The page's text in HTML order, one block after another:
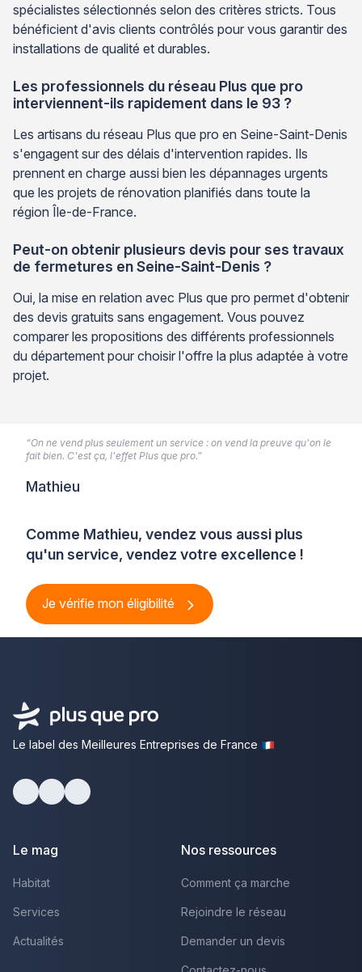
spécialistes sélectionnés selon des critères stricts. Tous
bénéficient d'avis clients contrôlés pour vous garantir des
installations de qualité et durables.
Les professionnels du réseau Plus que pro
interviennent-ils rapidement dans le 93 ?
Les artisans du réseau Plus que pro en Seine-Saint-Denis
s'engagent sur des délais d'intervention rapides. Ils
prennent en charge aussi bien les dépannages urgents
que les projets de rénovation planifiés dans toute la
région Île-de-France.
Peut-on obtenir plusieurs devis pour ses travaux
de fermetures en Seine-Saint-Denis ?
Oui, la mise en relation avec Plus que pro permet d'obtenir
des devis gratuits sans engagement. Vous pouvez
comparer les propositions des différents professionnels
du département pour choisir l'offre la plus adaptée à votre
projet.
Comme Mathieu, vendez vous aussi plus
qu'un service, vendez votre excellence !
Je vérifie mon éligibilité
“On ne vend plus seulement un service : on vend la preuve qu'on le
fait bien. C'est ça, l'effet Plus que pro.”
Mathieu
Le label des Meilleures Entreprises de France
Le mag
Habitat
Services
Actualités
Nos ressources
Comment ça marche
Rejoindre le réseau
Demander un devis